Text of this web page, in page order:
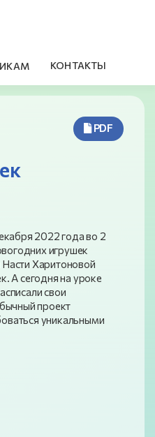
КОНТАКТЫ
PDF
2022 года во 2
игрушек
Харитоновой
А сегодня на уроке
свои
проект
уникальными